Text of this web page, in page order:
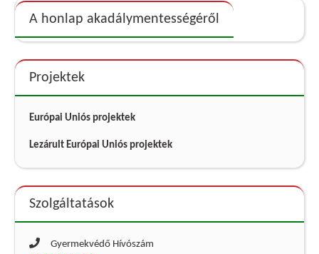
A honlap akadálymentességéről
Projektek
Európai Uniós projektek
Lezárult Európai Uniós projektek
Szolgáltatások
Gyermekvédő Hívószám